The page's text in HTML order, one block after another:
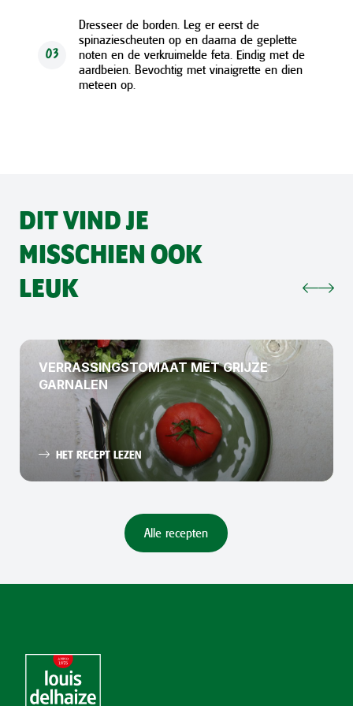
03
Dresseer de borden. Leg er eerst de
spinaziescheuten op en daarna de geplette
noten en de verkruimelde feta. Eindig met de
aardbeien. Bevochtig met vinaigrette en dien
meteen op.
DIT VIND JE
MISSCHIEN OOK
LEUK
VERRASSINGSTOMAAT MET GRIJZE
GARNALEN
HET RECEPT LEZEN
Alle recepten